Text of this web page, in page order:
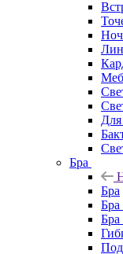
Для
Бра
Бра
Бра
Бра